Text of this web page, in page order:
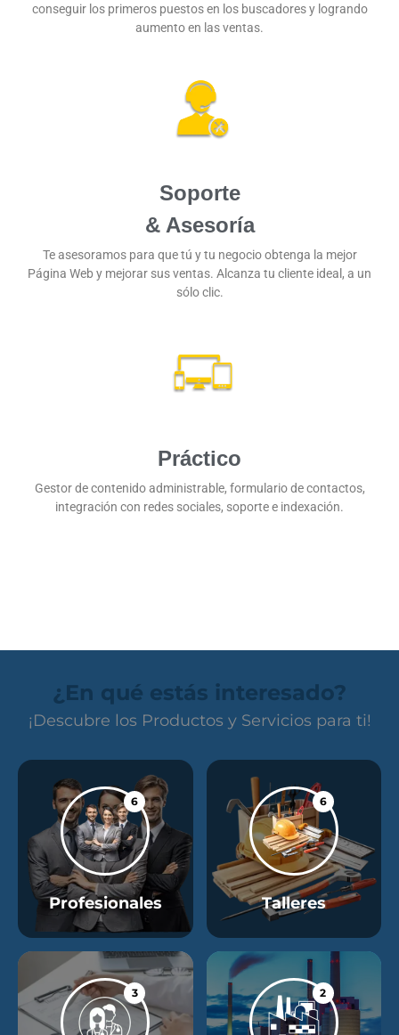
conseguir los primeros puestos en los buscadores y logrando
aumento en las ventas.
Soporte
& Asesoría
Te asesoramos para que tú y tu negocio obtenga la mejor
Página Web y mejorar sus ventas. Alcanza tu cliente ideal, a un
sólo clic.
Práctico
Gestor de contenido administrable, formulario de contactos,
integración con redes sociales, soporte e indexación.
¿En qué estás interesado?
¡Descubre los Productos y Servicios para ti!
6
Profesionales
6
Talleres
3 2